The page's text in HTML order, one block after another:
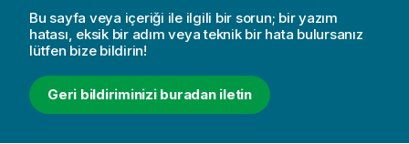
Bu sayfa veya içeriği ile ilgili bir sorun; bir yazım
hatası, eksik bir adım veya teknik bir hata bulursanız
lütfen bize bildirin!
Geri bildiriminizi buradan iletin